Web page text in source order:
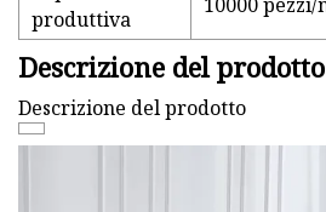
produttiva
10000 pezzi/
Descrizione del prodotto
Descrizione del prodotto